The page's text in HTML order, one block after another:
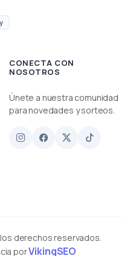
CONECTA CON
NOSOTROS
Únete a nuestra comunidad
para novedades y sorteos.
derechos reservados.
porVikingSEO